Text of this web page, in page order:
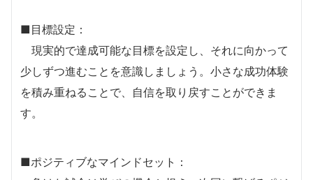
■目標設定：
現実的で達成可能な目標を設定し、それに向かって
少しずつ進むことを意識しましょう。小さな成功体験
を積み重ねることで、自信を取り戻すことができま
す。
■ポジティブなマインドセット：